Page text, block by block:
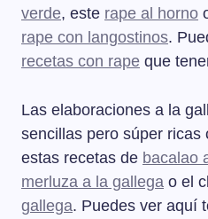
verde, este rape al horno
rape con langostinos.
recetas con rape que
Las elaboraciones a la
sencillas pero súper ricas
estas recetas de bacalao
merluza a la gallega o el
gallega. Puedes ver aquí